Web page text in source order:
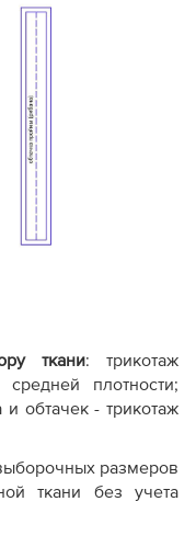
ткани: трикотаж
плотности;
обтачек - трикотаж
размеров
ткани без учета